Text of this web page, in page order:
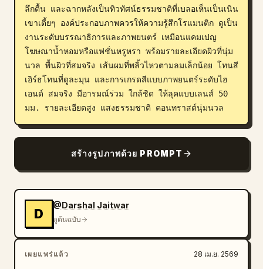
ลึกตื้น และฉากหลังเป็นทิวทัศน์ธรรมชาติที่เบลอเห็นเป็นเนิน
เขาเตี้ยๆ องค์ประกอบภาพควรให้ความรู้สึกโรแมนติก ดูเป็น
งานระดับบรรณาธิการและภาพยนตร์ เหมือนแคมเปญ
โฆษณาน้ำหอมหรือแฟชั่นหรูหรา พร้อมรายละเอียดผิวที่นุ่ม
นวล พื้นผิวที่สมจริง เส้นผมที่พลิ้วไหวตามลมเล็กน้อย โทนสี
เอิร์ธโทนที่ดูละมุน และการเกรดสีแบบภาพยนตร์ระดับไฮ
เอนด์ สมจริง มีอารมณ์ร่วม ใกล้ชิด ให้ลุคแบบเลนส์ 50
มม. รายละเอียดสูง แสงธรรมชาติ คอนทราสต์นุ่มนวล
สร้างรูปภาพด้วย PROMPT
D
@Darshal Jaitwar
ดูต้นฉบับ
เผยแพร่แล้ว 28 เม.ย. 2569